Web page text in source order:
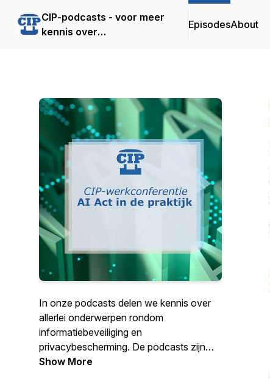
CIP-podcasts - voor meer
kennis over
EpisodesAbout
In onze podcasts delen we kennis over
allerlei onderwerpen rondom
informatiebeveiliging en
privacybescherming. De podcasts zijn
met name bedoeld voor professionals en
Show More